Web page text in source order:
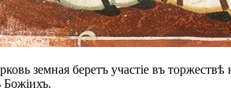
земная беретъ участіе въ
Божіихъ.